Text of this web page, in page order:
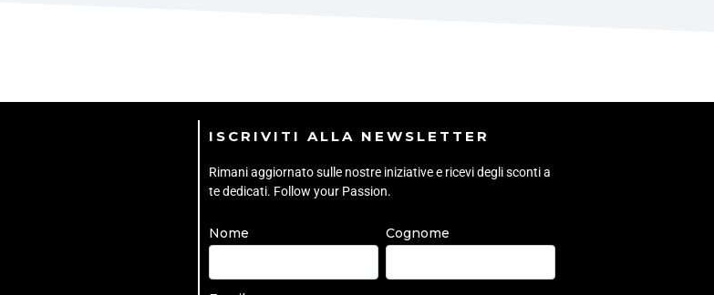
ISCRIVITI ALLA NEWSLETTER
Rimani aggiornato sulle nostre iniziative e ricevi degli sconti a
te dedicati. Follow your Passion.
Nome Cognome